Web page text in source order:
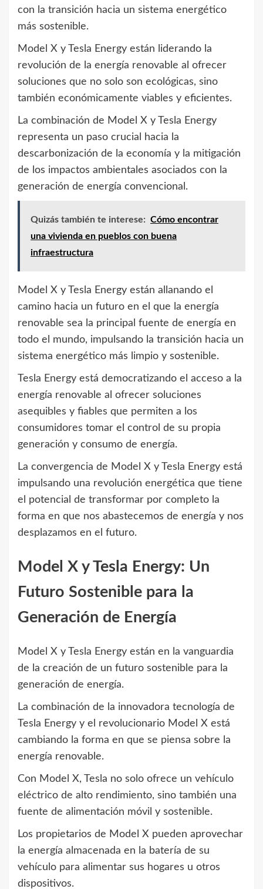
con la transición hacia un sistema energético
más sostenible.
Model X y Tesla Energy están liderando la
revolución de la energía renovable al ofrecer
soluciones que no solo son ecológicas, sino
también económicamente viables y eficientes.
La combinación de Model X y Tesla Energy
representa un paso crucial hacia la
descarbonización de la economía y la mitigación
de los impactos ambientales asociados con la
generación de energía convencional.
Quizás también te interese: Cómo encontrar
una vivienda en pueblos con buena
infraestructura
Model X y Tesla Energy están allanando el
camino hacia un futuro en el que la energía
renovable sea la principal fuente de energía en
todo el mundo, impulsando la transición hacia un
sistema energético más limpio y sostenible.
Tesla Energy está democratizando el acceso a la
energía renovable al ofrecer soluciones
asequibles y fiables que permiten a los
consumidores tomar el control de su propia
generación y consumo de energía.
La convergencia de Model X y Tesla Energy está
impulsando una revolución energética que tiene
el potencial de transformar por completo la
forma en que nos abastecemos de energía y nos
desplazamos en el futuro.
Model X y Tesla Energy: Un
Futuro Sostenible para la
Generación de Energía
Model X y Tesla Energy están en la vanguardia
de la creación de un futuro sostenible para la
generación de energía.
La combinación de la innovadora tecnología de
Tesla Energy y el revolucionario Model X está
cambiando la forma en que se piensa sobre la
energía renovable.
Con Model X, Tesla no solo ofrece un vehículo
eléctrico de alto rendimiento, sino también una
fuente de alimentación móvil y sostenible.
Los propietarios de Model X pueden aprovechar
la energía almacenada en la batería de su
vehículo para alimentar sus hogares u otros
dispositivos.